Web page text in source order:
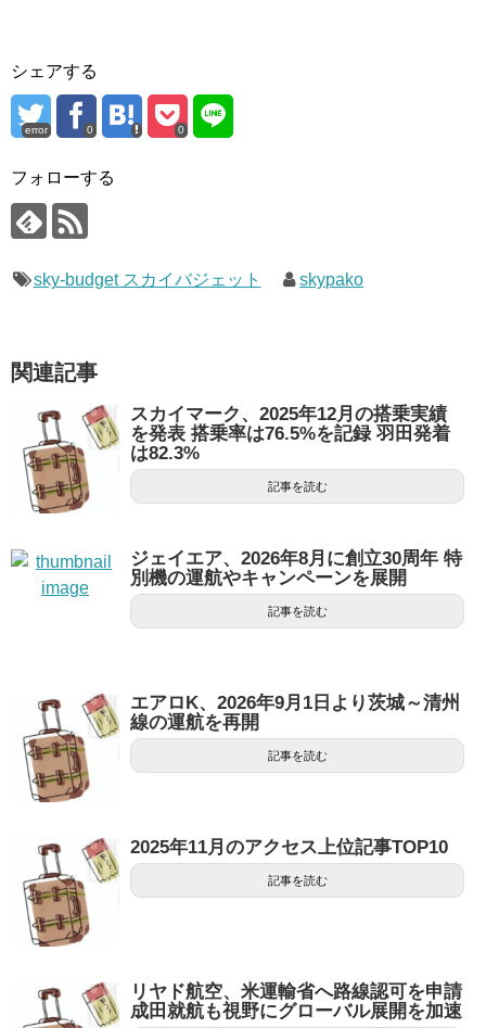
シェアする
error 0 0
フォローする
sky-budget スカイバジェット skypako
関連記事
スカイマーク、2025年12月の搭乗実績
を発表 搭乗率は76.5%を記録 羽田発着
は82.3%
記事を読む
ジェイエア、2026年8月に創立30周年 特
別機の運航やキャンペーンを展開
記事を読む
エアロK、2026年9月1日より茨城～清州
線の運航を再開
記事を読む
2025年11月のアクセス上位記事TOP10
記事を読む
リヤド航空、米運輸省へ路線認可を申請
成田就航も視野にグローバル展開を加速